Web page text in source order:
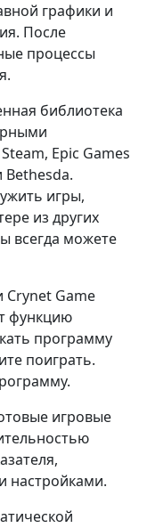
графики и
После
процессы
библиотека
Epic Games
Bethesda.
игры,
из других
всегда можете
Crynet Game
функцию
программу
поиграть.
игровые
настройками.